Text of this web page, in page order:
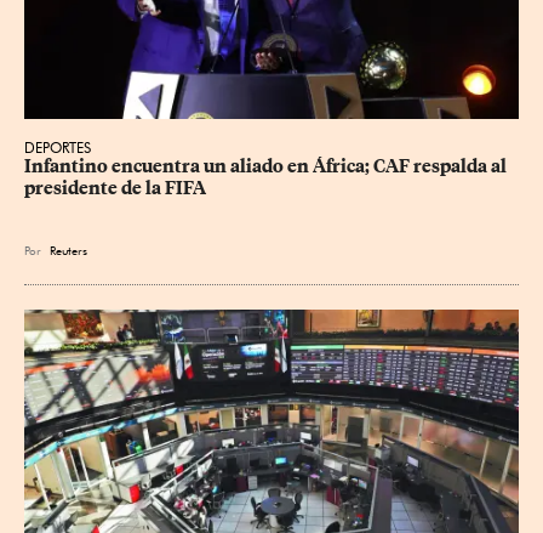
DEPORTES
Infantino encuentra un aliado en África; CAF respalda al
presidente de la FIFA
Por Reuters